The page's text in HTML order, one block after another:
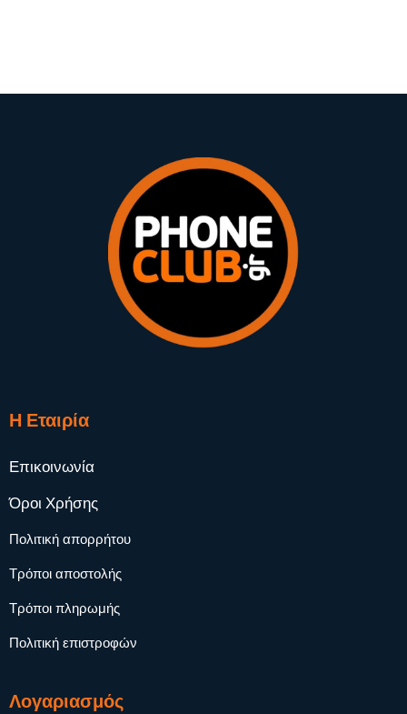
Η Εταιρία
Επικοινωνία
Όροι Χρήσης
Πολιτική απορρήτου
Τρόποι αποστολής
Τρόποι πληρωμής
Πολιτική επιστροφών
Λογαριασμός